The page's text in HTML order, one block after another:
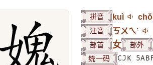
拼音 kuì
注音 ㄎㄨㄟˋ
部首 女 部外
统一码 CJK